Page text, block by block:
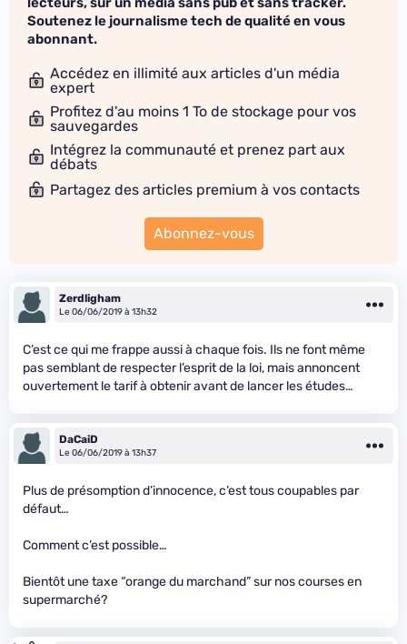
Soutenez le journalisme tech de qualité en vous
abonnant.
Accédez en illimité aux articles d'un média
expert
Profitez d'au moins 1 To de stockage pour vos
sauvegardes
Intégrez la communauté et prenez part aux
débats
Partagez des articles premium à vos contacts
Abonnez-vous
Zerdligham
Le 06/06/2019 à 13h32
C’est ce qui me frappe aussi à chaque fois. Ils ne font même
pas semblant de respecter l’esprit de la loi, mais annoncent
ouvertement le tarif à obtenir avant de lancer les études…
DaCaiD
Le 06/06/2019 à 13h37
Plus de présomption d’innocence, c’est tous coupables par
défaut…
Comment c’est possible…
Bientôt une taxe “orange du marchand” sur nos courses en
supermarché?